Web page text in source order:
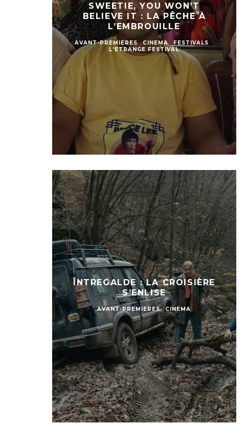
SWEETIE, YOU WON’T
BELIEVE IT : LA PÊCHE À
L’EMBROUILLE
AVANT-PREMIERES CINEMA
FESTIVALS
L'ETRANGE FESTIVAL
ÎNTREGALDE : LA CROISIÈRE
S’ENLISE
AVANT-PREMIERES CINEMA